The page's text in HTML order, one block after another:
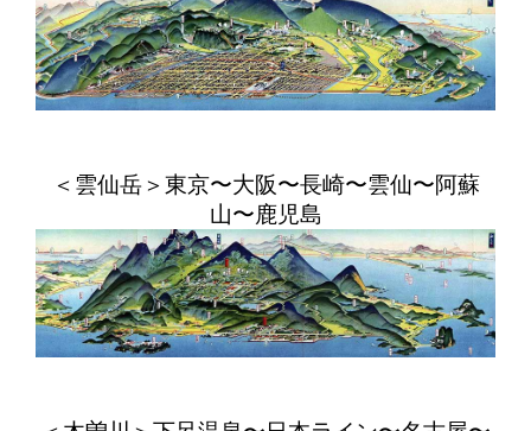
＜雲仙岳＞東京〜大阪〜長崎〜雲仙〜阿蘇
山〜鹿児島